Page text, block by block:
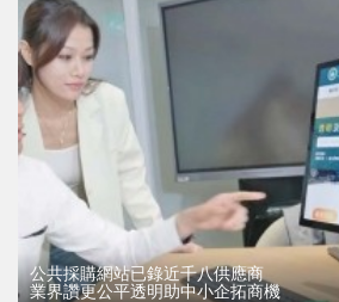
公共採購網站已錄近千八供應商
業界讚更公平透明助中小企拓商機